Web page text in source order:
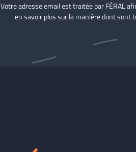
Votre adresse email est traitée par FÉRAL
en savoir plus sur la manière dont sont